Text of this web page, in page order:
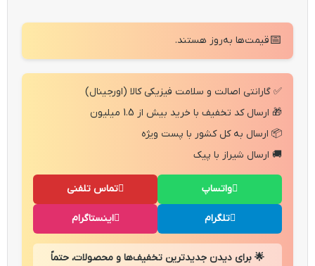
📅قیمت‌ها به‌روز هستند.
✅ گارانتی اصالت و سلامت فیزیکی کالا (اورجینال)
🎁 ارسال کد تخفیف با خرید بیش از 1.5 میلیون
📦 ارسال به کل کشور با پست ویژه
🚚 ارسال شیراز با پیک
تماس تلفنی واتساپ
اینستاگرام تلگرام
🌟 برای دیدن جدیدترین تخفیف‌ها و محصولات، حتماً